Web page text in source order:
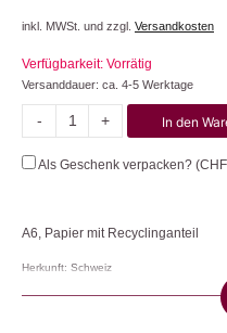
inkl. MWSt. und zzgl. Versandkosten
Verfügbarkeit: Vorrätig
Versanddauer: ca. 4-5 Werktage
-
Sternenhimmel
Fuchs
+ In den
Als Geschenk verpacken? (CHF
A6, Papier mit Recyclinganteil
Herkunft: Schweiz
Artikelnummer: 112259.01